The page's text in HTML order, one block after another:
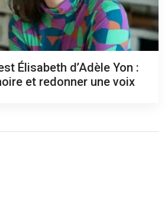
Élisabeth d’Adèle Yon :
et redonner une voix